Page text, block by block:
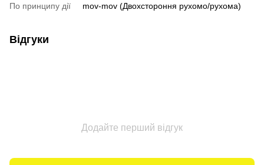
По принципу дії mov-mov (Двохстороння рухомо/рухома)
Відгуки
Додайте перший відгук